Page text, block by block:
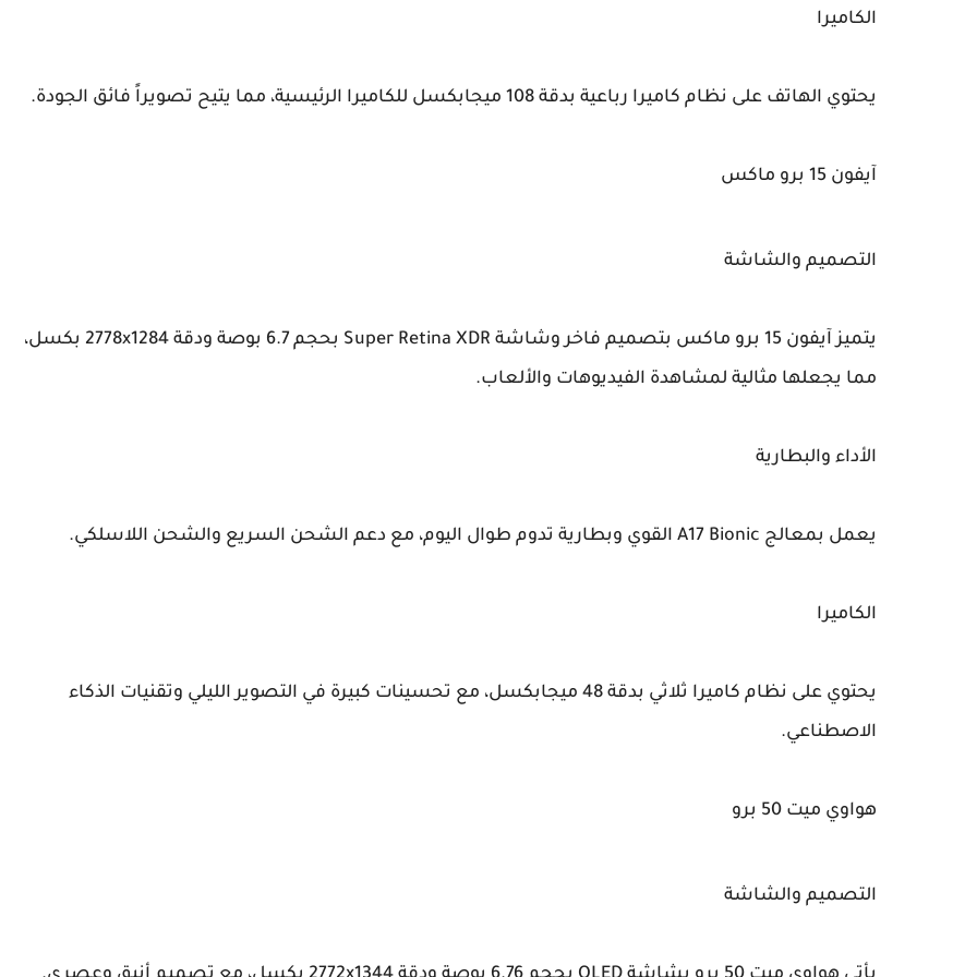
الكاميرا
يحتوي الهاتف على نظام كاميرا رباعية بدقة 108 ميجابكسل للكاميرا الرئيسية، مما يتيح تصويراً فائق الجودة.
آيفون 15 برو ماكس
التصميم والشاشة
يتميز آيفون 15 برو ماكس بتصميم فاخر وشاشة Super Retina XDR بحجم 6.7 بوصة ودقة 2778x1284 بكسل،
مما يجعلها مثالية لمشاهدة الفيديوهات والألعاب.
الأداء والبطارية
يعمل بمعالج A17 Bionic القوي وبطارية تدوم طوال اليوم، مع دعم الشحن السريع والشحن اللاسلكي.
الكاميرا
يحتوي على نظام كاميرا ثلاثي بدقة 48 ميجابكسل، مع تحسينات كبيرة في التصوير الليلي وتقنيات الذكاء
الاصطناعي.
هواوي ميت 50 برو
التصميم والشاشة